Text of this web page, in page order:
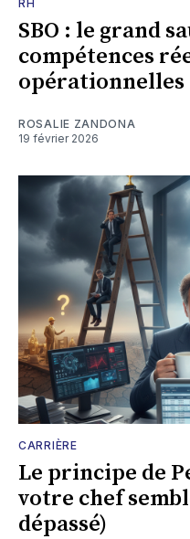
RH
SBO : le grand
compétences
opérationnelles
ROSALIE ZANDONA
19 février 2026
CARRIÈRE
Le principe de
votre chef
dépassé)